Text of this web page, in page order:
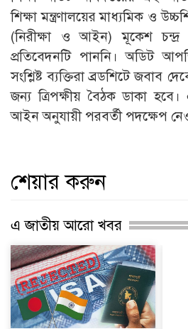
শিক্ষা মন্ত্রণালয়ের মাধ্যমিক ও
(নিরীক্ষা ও আইন) মূকেশ
প্রতিবেদনটি পাননি। অডিট
সংশ্লিষ্ট ব্যক্তিরা ব্রডশিটে জবাব
জন্য ত্রিপক্ষীয় বৈঠক ডাকা
আইন অনুযায়ী পরবর্তী পদক্ষেপ
শেয়ার করুন
এ জাতীয় আরো খবর